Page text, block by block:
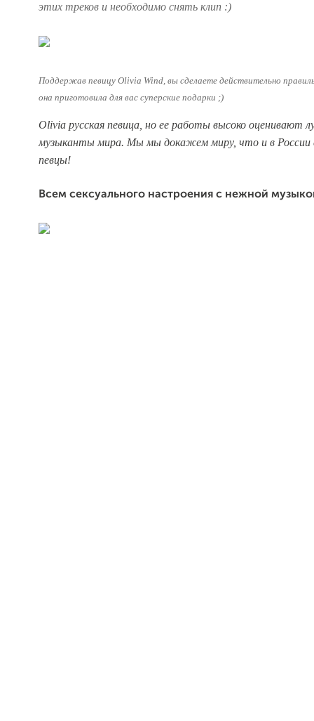
этих треков и необходимо снять клип :)
Поддержав певицу Olivia Wi nd, вы сделаете действительно
она приготовила для вас суперские подарки ;)
Olivia русская певица, но ее работы высоко оценивают
музыканты мира. Мы мы докажем миру, что и в России
певцы!
Всем сексуального настроения с нежной